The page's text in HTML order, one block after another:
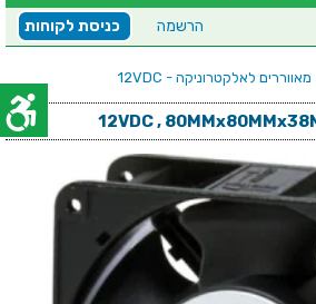
כניסת לקוחות הרשמה
מאווררים לאלקטרוניקה - 12VDC